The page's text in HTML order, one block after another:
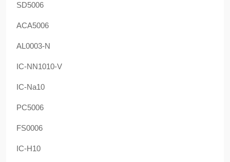
SD5006
ACA5006
AL0003-N
IC-NN1010-V
IC-Na10
PC5006
FS0006
IC-H10